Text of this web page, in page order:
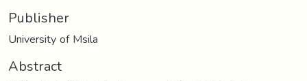
Publisher
University of Msila
Abstract